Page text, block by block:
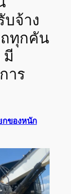
จ้าง
ทุกคัน
มี
าร
กของหนัก